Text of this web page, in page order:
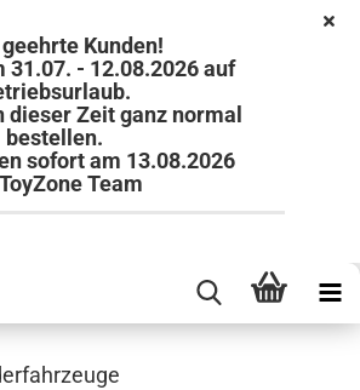
Kunden!
31.07. - 12.08.2026 auf
dieser Zeit ganz normal
bestellen.
sofort am 13.08.2026
Team